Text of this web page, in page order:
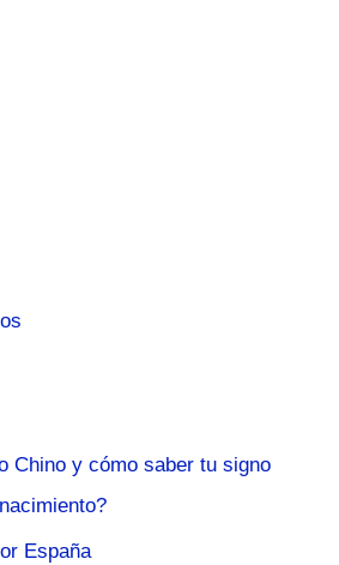
Chino y cómo saber tu signo
España